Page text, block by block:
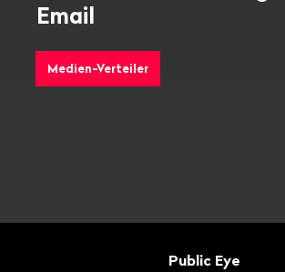
Email
Medien-Verteiler
Public Eye